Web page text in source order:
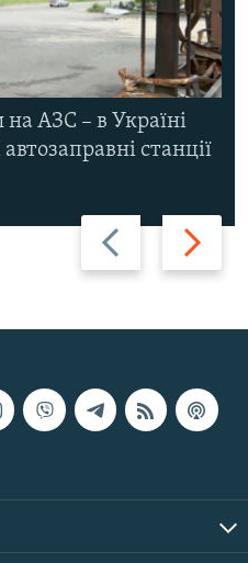
Назад Вперед
на АЗС – в Україні
станції